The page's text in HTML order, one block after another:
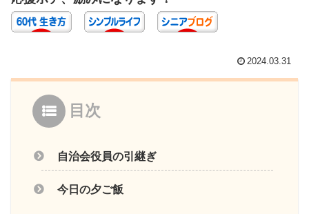
2024.03.31
目次
自治会役員の引継ぎ
今日の夕ご飯